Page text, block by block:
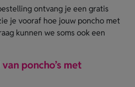
ontvang je een gratis
je vooraf hoe jouw poncho met
kunnen we soms ook een
poncho’s met